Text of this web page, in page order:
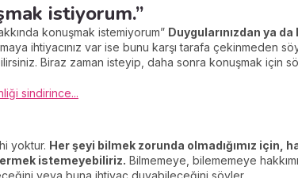
istiyorum.”
konuşmak istemiyorum” Duygularınızdan ya
ihtiyacınız var ise bunu karşı tarafa çekinmeden
Biraz zaman isteyip, daha sonra konuşmak için
sindirince...
yoktur. Her şeyi bilmek zorunda olmadığımız için,
istemeyebiliriz. Bilmemeye, bilememeye
veya buna ihtiyaç duyabileceğini söyler.